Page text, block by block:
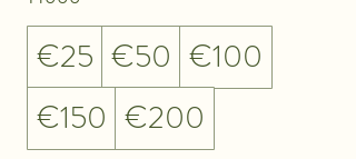
€25 €50 €100
€150 €200